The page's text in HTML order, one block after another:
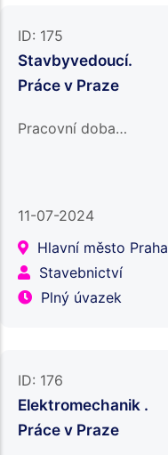
ID: 175
Stavbyvedoucí.
Práce v Praze
Pracovní doba…
11-07-2024
Hlavní město Praha
Stavebnictví
Plný úvazek
ID: 176
Elektromechanik .
Práce v Praze